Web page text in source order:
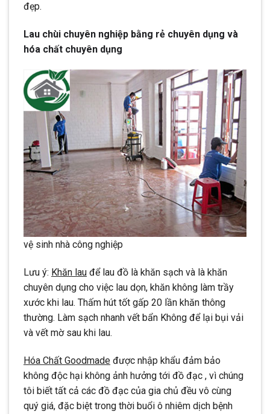
đẹp.
Lau chùi chuyên nghiệp bằng rẻ chuyên dụng và
hóa chất chuyên dụng
vệ sinh nhà công nghiệp
Lưu ý: Khăn lau để lau đồ là khăn sạch và là khăn
chuyên dụng cho việc lau dọn, khăn không làm trầy
xước khi lau. Thấm hút tốt gấp 20 lần khăn thông
thường. Làm sạch nhanh vết bẩn Không để lại bụi vải
và vết mờ sau khi lau.
Hóa Chất Goodmade được nhập khẩu đảm bảo
không độc hại không ảnh hưởng tới đồ đạc , vì chúng
tôi biết tất cả các đồ đạc của gia chủ đều vô cùng
quý giá, đặc biệt trong thời buổi ô nhiêm dịch bệnh